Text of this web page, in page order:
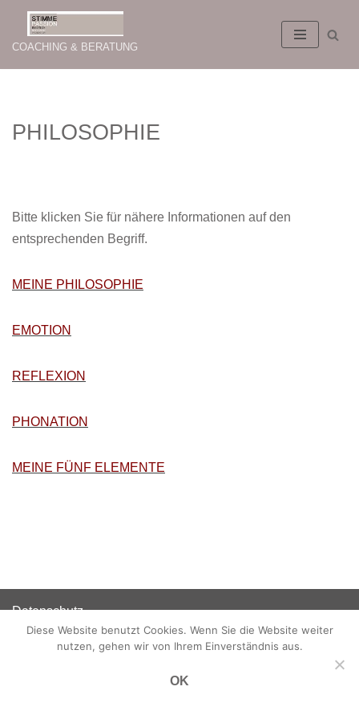
Zum
Inhalt
COACHING & BERATUNG
PHILOSOPHIE
Bitte klicken Sie für nähere Informationen auf den
entsprechenden Begriff.
MEINE PHILOSOPHIE
EMOTION
REFLEXION
PHONATION
MEINE FÜNF ELEMENTE
Datenschutz
Disclaimer
Diese Website benutzt Cookies. Wenn Sie die Website weiter
nutzen, gehen wir von Ihrem Einverständnis aus.
OK